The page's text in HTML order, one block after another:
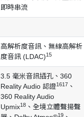
即時串流
高解析度音訊、無線高解析
度音訊 (LDAC)15
3.5 毫米音訊插孔、360
Reality Audio 認證1617 、
360 Reality Audio
Upmix18 、全境立體聲揚聲
19